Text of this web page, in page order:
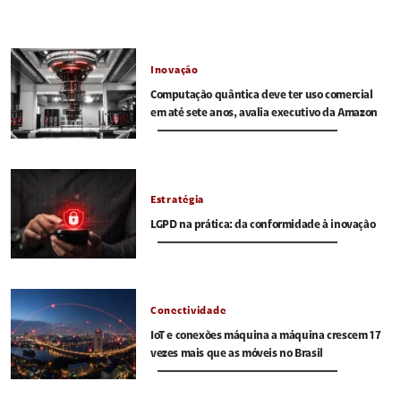
Inovação
Computação quântica deve ter uso comercial
em até sete anos, avalia executivo da Amazon
Estratégia
LGPD na prática: da conformidade à inovação
Conectividade
IoT e conexões máquina a máquina crescem 17
vezes mais que as móveis no Brasil